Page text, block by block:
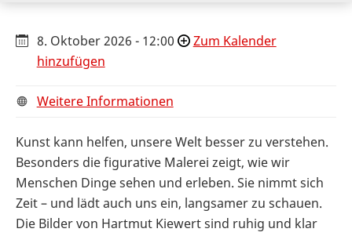
8. Oktober 2026 - 12:00
Zum Kalender
hinzufügen
Weitere Informationen
Kunst kann helfen, unsere Welt besser zu verstehen.
Besonders die figurative Malerei zeigt, wie wir
Menschen Dinge sehen und erleben. Sie nimmt sich
Zeit – und lädt auch uns ein, langsamer zu schauen.
Die Bilder von Hartmut Kiewert sind ruhig und klar